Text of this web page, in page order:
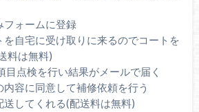
フォームに登録
を自宅に受け取りに来るのでコートを
料は無料)
目点検を行い結果がメールで届く
容に同意して補修依頼を行う
送してくれる(配送料は無料)